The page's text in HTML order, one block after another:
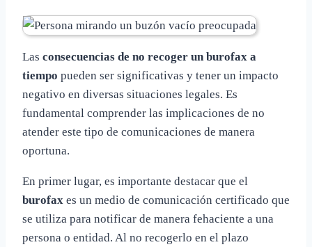
Las consecuencias de no recoger un burofax a
tiempo pueden ser significativas y tener un impacto
negativo en diversas situaciones legales. Es
fundamental comprender las implicaciones de no
atender este tipo de comunicaciones de manera
oportuna.
En primer lugar, es importante destacar que el
burofax es un medio de comunicación certificado que
se utiliza para notificar de manera fehaciente a una
persona o entidad. Al no recogerlo en el plazo